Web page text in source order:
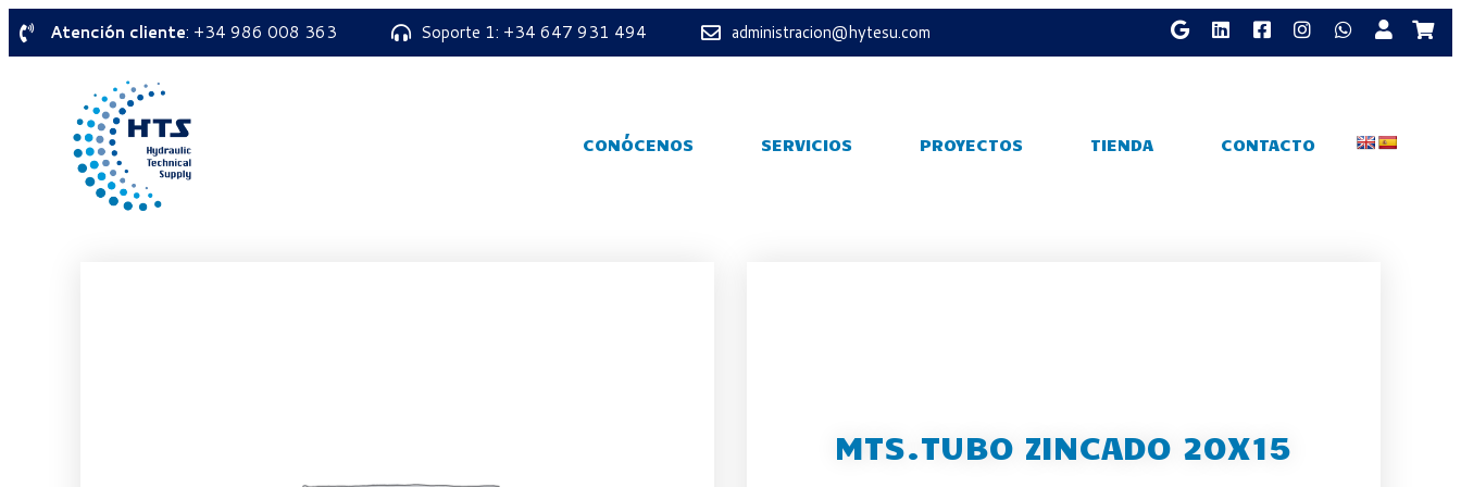
Atención cliente: +34 986 008 363 Soporte 1: +34 647 931 494 administracion@hytesu.com
CONÓCENOS SERVICIOS PROYECTOS TIENDA CONTACTO
MTS.TUBO ZINCADO 20X15